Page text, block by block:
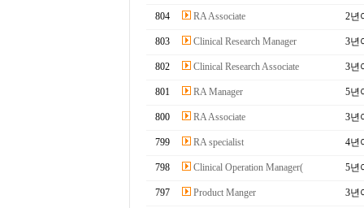
804 RA Associate 2년
803 Clinical Research Manager 3년
802 Clinical Research Associate 3년
801 RA Manager 5년
800 RA Associate 3년
799 RA specialist 4년
798 Clinical Operation Manager( 5년
797 Product Manger 3년